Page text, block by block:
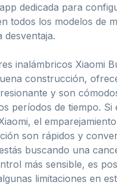
dedicada para
todos los modelos de
desventaja.
inalámbricos Xiaomi
construcción,
y son
períodos de tiempo. Si
el
son rápidos y
buscando una
más sensible, es
limitaciones en